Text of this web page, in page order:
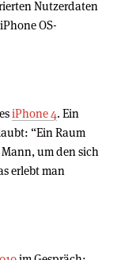
Nutzerdaten
OS-
iPhone 4. Ein
“Ein Raum
um den sich
erlebt man